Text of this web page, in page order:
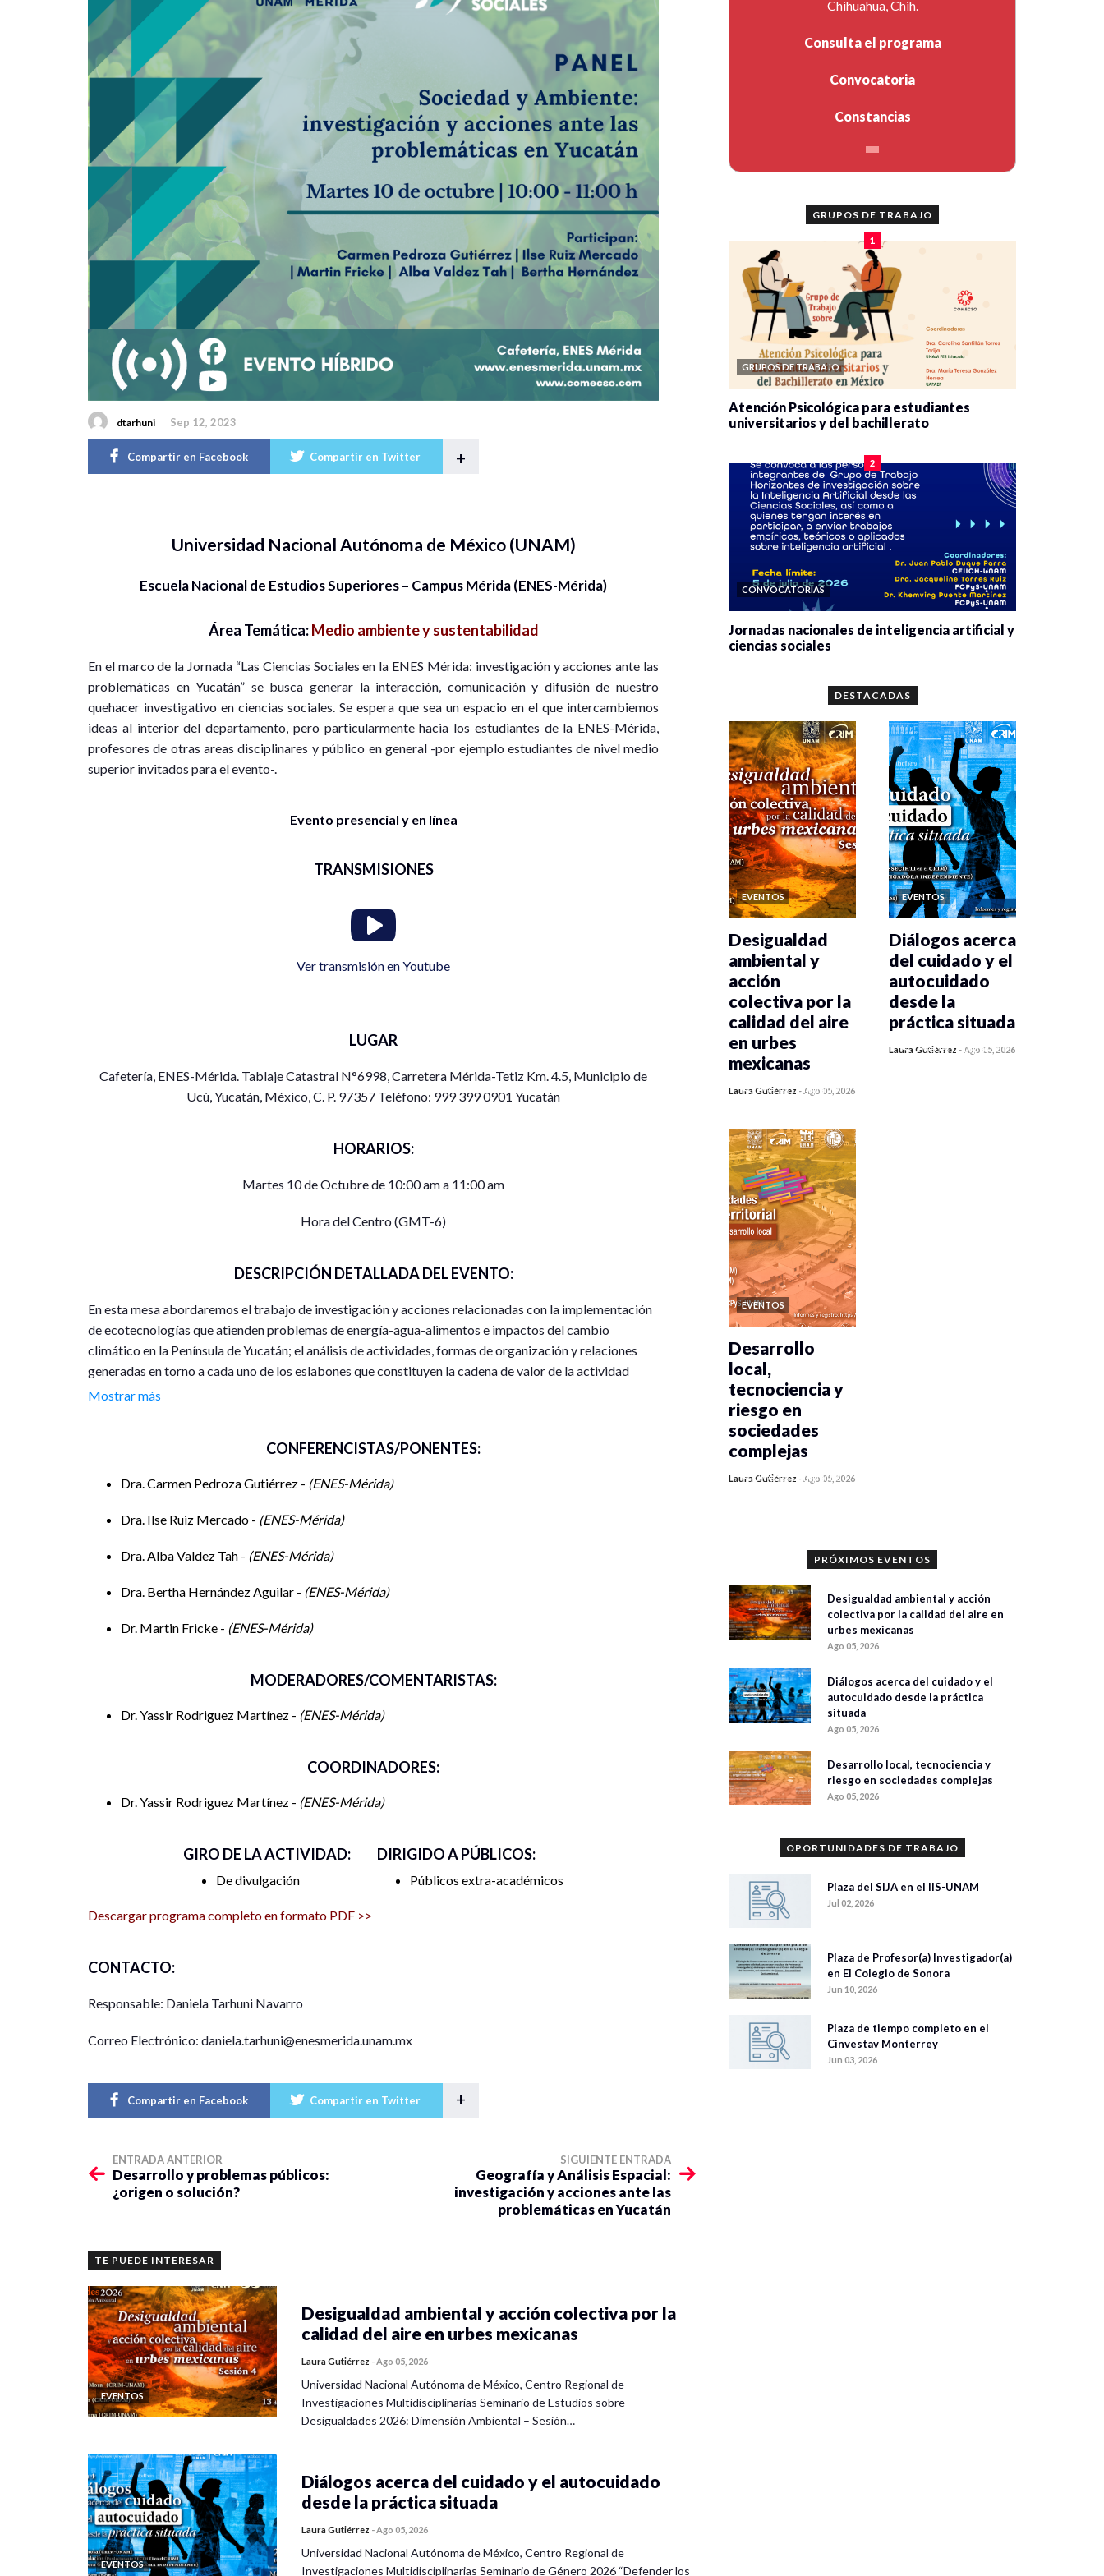
dtarhuni Sep 12, 2023
Compartir en Facebook Compartir en Twitter +
Universidad Nacional Autónoma de México (UNAM)
Escuela Nacional de Estudios Superiores – Campus Mérida (ENES-Mérida)
Área Temática:Medio ambiente y sustentabilidad
En el marco de la Jornada “Las Ciencias Sociales en la ENES Mérida: investigación y acciones ante las
problemáticas en Yucatán” se busca generar la interacción, comunicación y difusión de nuestro
quehacer investigativo en ciencias sociales. Se espera que sea un espacio en el que intercambiemos
ideas al interior del departamento, pero particularmente hacia los estudiantes de la ENES-Mérida,
profesores de otras areas disciplinares y público en general -por ejemplo estudiantes de nivel medio
superior invitados para el evento-.
Evento presencial y en línea
TRANSMISIONES
Ver transmisión en Youtube
LUGAR
Cafetería, ENES-Mérida. Tablaje Catastral N°6998, Carretera Mérida-Tetiz Km. 4.5, Municipio de
Ucú, Yucatán, México, C. P. 97357 Teléfono: 999 399 0901 Yucatán
HORARIOS:
Martes 10 de Octubre de 10:00 am a 11:00 am
Hora del Centro (GMT-6)
DESCRIPCIÓN DETALLADA DEL EVENTO:
En esta mesa abordaremos el trabajo de investigación y acciones relacionadas con la implementación
de ecotecnologías que atienden problemas de energía-agua-alimentos e impactos del cambio
climático en la Península de Yucatán; el análisis de actividades, formas de organización y relaciones
generadas en torno a cada uno de los eslabones que constituyen la cadena de valor de la actividad
pesquera, tanto marina como continental. Yucatán; la caracterización de Sistemas Socio-Tecno-
los procesos de significación, valoración y apropiación de la naturaleza, así como esclarecer los
Mostrar más
CONFERENCISTAS/PONENTES:
Dra. Carmen Pedroza Gutiérrez - ENES-Mérida
Dra. Ilse Ruiz Mercado - ENES-Mérida
Dra. Alba Valdez Tah - ENES-Mérida
Dra. Bertha Hernández Aguilar - ENES-Mérida
Dr. Martin Fricke - ENES-Mérida
MODERADORES/COMENTARISTAS:
Dr. Yassir Rodriguez Martínez - ENES-Mérida
COORDINADORES:
Dr. Yassir Rodriguez Martínez - ENES-Mérida
GIRO DE LA ACTIVIDAD:
De divulgación
DIRIGIDO A PÚBLICOS:
Públicos extra-académicos
Descargar programa completo en formato PDF >>
CONTACTO:
Responsable: Daniela Tarhuni Navarro
Correo Electrónico: daniela.tarhuni@enesmerida.unam.mx
Compartir en Facebook Compartir en Twitter +
ENTRADA ANTERIOR
Desarrollo y problemas públicos:
¿origen o solución?
SIGUIENTE ENTRADA
Geografía y Análisis Espacial:
investigación y acciones ante las
problemáticas en Yucatán
TE PUEDE INTERESAR
EVENTOS
Desigualdad ambiental y acción colectiva por la
calidad del aire en urbes mexicanas
Laura Gutiérrez -Ago 05, 2026
Universidad Nacional Autónoma de México, Centro Regional de
Investigaciones Multidisciplinarias Seminario de Estudios sobre
Desigualdades 2026: Dimensión Ambiental – Sesión…
EVENTOS
Diálogos acerca del cuidado y el autocuidado
desde la práctica situada
Laura Gutiérrez -Ago 05, 2026
Universidad Nacional Autónoma de México, Centro Regional de
Investigaciones Multidisciplinarias Seminario de Género 2026 “Defender los
Chihuahua, Chih.
Consulta el programa
Convocatoria
Constancias
GRUPOS DE TRABAJO
1
GRUPOS DE TRABAJO
Atención Psicológica para estudiantes
universitarios y del bachillerato
2
CONVOCATORIAS
Jornadas nacionales de inteligencia artificial y
ciencias sociales
DESTACADAS
EVENTOS
0 veces compartido
Desigualdad
ambiental y
acción
colectiva por la
calidad del aire
en urbes
mexicanas
Laura Gutiérrez -Ago 05, 2026
EVENTOS
0 veces compartido
Diálogos acerca
del cuidado y el
autocuidado
desde la
práctica situada
Laura Gutiérrez -Ago 05, 2026
EVENTOS
0 veces compartido
Desarrollo
local,
tecnociencia y
riesgo en
sociedades
complejas
Laura Gutiérrez -Ago 05, 2026
PRÓXIMOS EVENTOS
Desigualdad ambiental y acción
colectiva por la calidad del aire en
urbes mexicanas
Ago 05, 2026
Diálogos acerca del cuidado y el
autocuidado desde la práctica
situada
Ago 05, 2026
Desarrollo local, tecnociencia y
riesgo en sociedades complejas
Ago 05, 2026
OPORTUNIDADES DE TRABAJO
Plaza del SIJA en el IIS-UNAM
Jul 02, 2026
Plaza de Profesor(a) Investigador(a)
en El Colegio de Sonora
Jun 10, 2026
Plaza de tiempo completo en el
Cinvestav Monterrey
Jun 03, 2026